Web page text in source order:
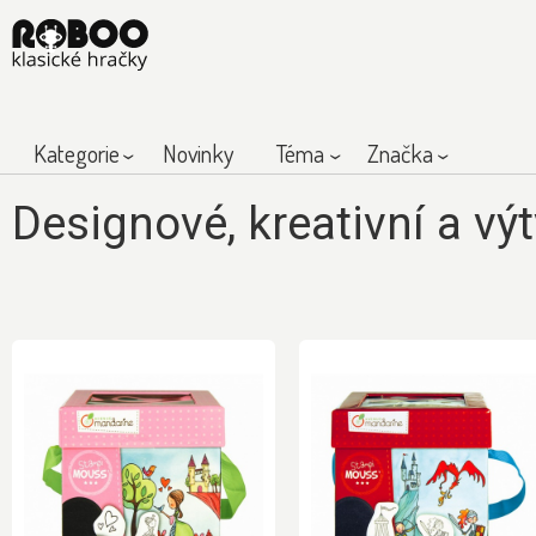
Kategorie Novinky Téma Značka
Designové, kreativní a